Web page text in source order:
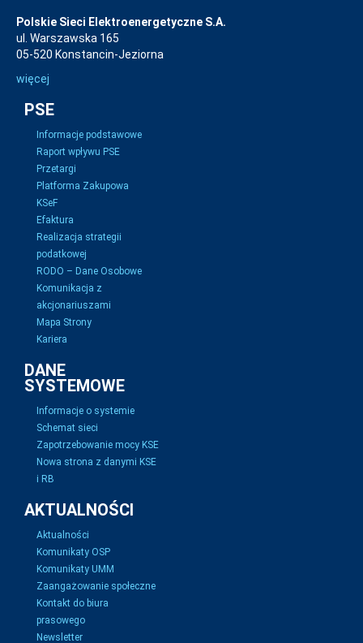
Polskie Sieci Elektroenergetyczne S.A.
ul. Warszawska 165
05-520 Konstancin-Jeziorna
więcej
PSE
Informacje podstawowe
Raport wpływu PSE
Przetargi
Platforma Zakupowa
KSeF
Efaktura
Realizacja strategii
podatkowej
RODO – Dane Osobowe
Komunikacja z
akcjonariuszami
Mapa Strony
Kariera
DANE
SYSTEMOWE
Informacje o systemie
Schemat sieci
Zapotrzebowanie mocy KSE
Nowa strona z danymi KSE
i RB
AKTUALNOŚCI
Aktualności
Komunikaty OSP
Komunikaty UMM
Zaangażowanie społeczne
Kontakt do biura
prasowego
Newsletter